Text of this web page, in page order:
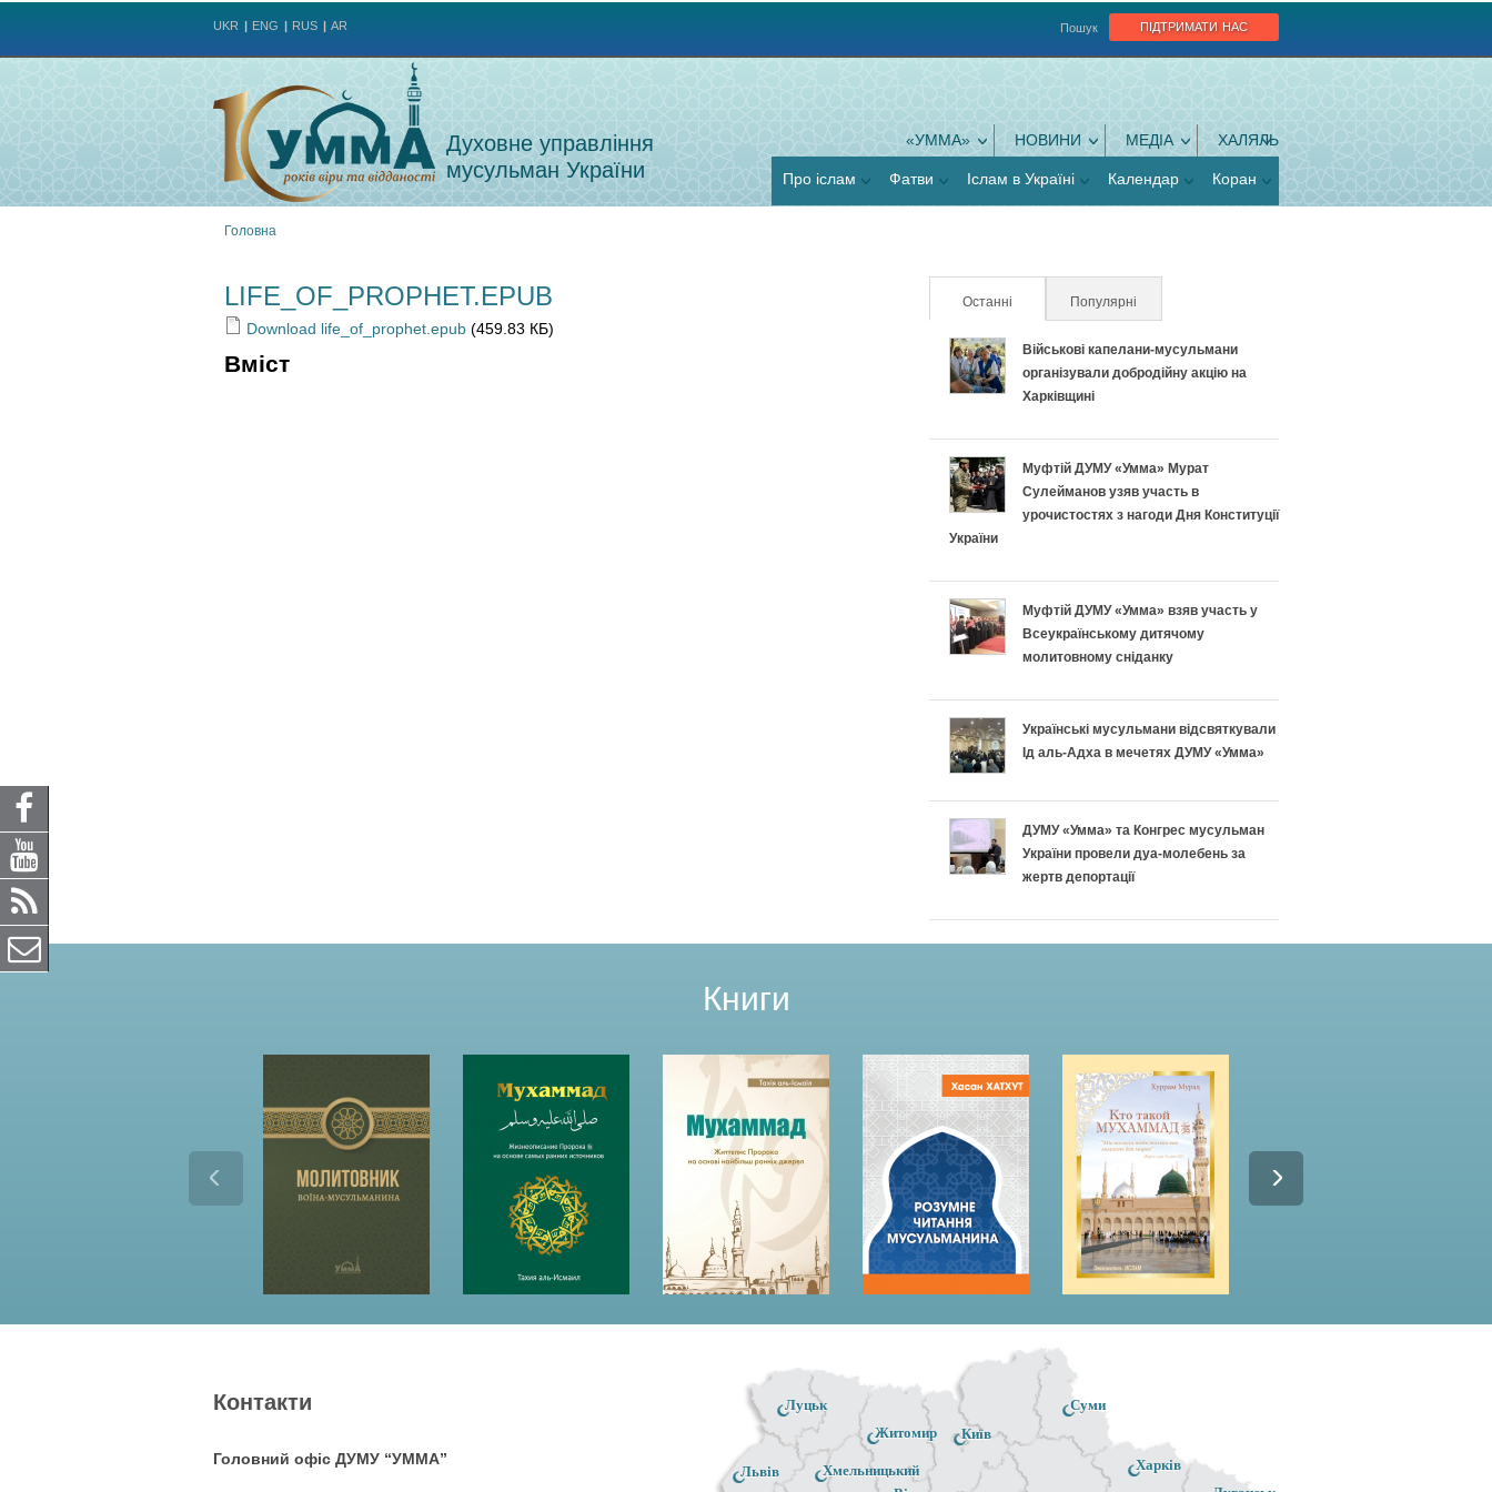
підтримати нас
Пошук
UKR ENG RUS AR
Духовне управління
мусульман України
«УММА» НОВИНИ МЕДІА ХАЛЯЛЬ
Про іслам Фатви Іслам в Україні Календар Коран
тут
Головна
LIFE_OF_PROPHET.EPUB
Download life_of_prophet.epub (459.83 КБ)
Вміст
Останні (активна вкладка)
Популярні
Військові капелани-мусульмани
організували добродійну акцію на
Харківщині
Муфтій ДУМУ «Умма» Мурат
Сулейманов узяв участь в
урочистостях з нагоди Дня Конституції
України
Муфтій ДУМУ «Умма» взяв участь у
Всеукраїнському дитячому
молитовному сніданку
Українські мусульмани відсвяткували
Ід аль-Адха в мечетях ДУМУ «Умма»
ДУМУ «Умма» та Конгрес мусульман
України провели дуа-молебень за
жертв депортації
Книги
Житомир Київ
Хмельницький
Луцьк Суми
Львів Харків
Контакти
Головний офіс ДУМУ “УММА”